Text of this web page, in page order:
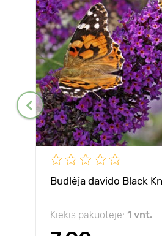
Budlėja davido Black
Kiekis pakuotėje: 1 vnt.